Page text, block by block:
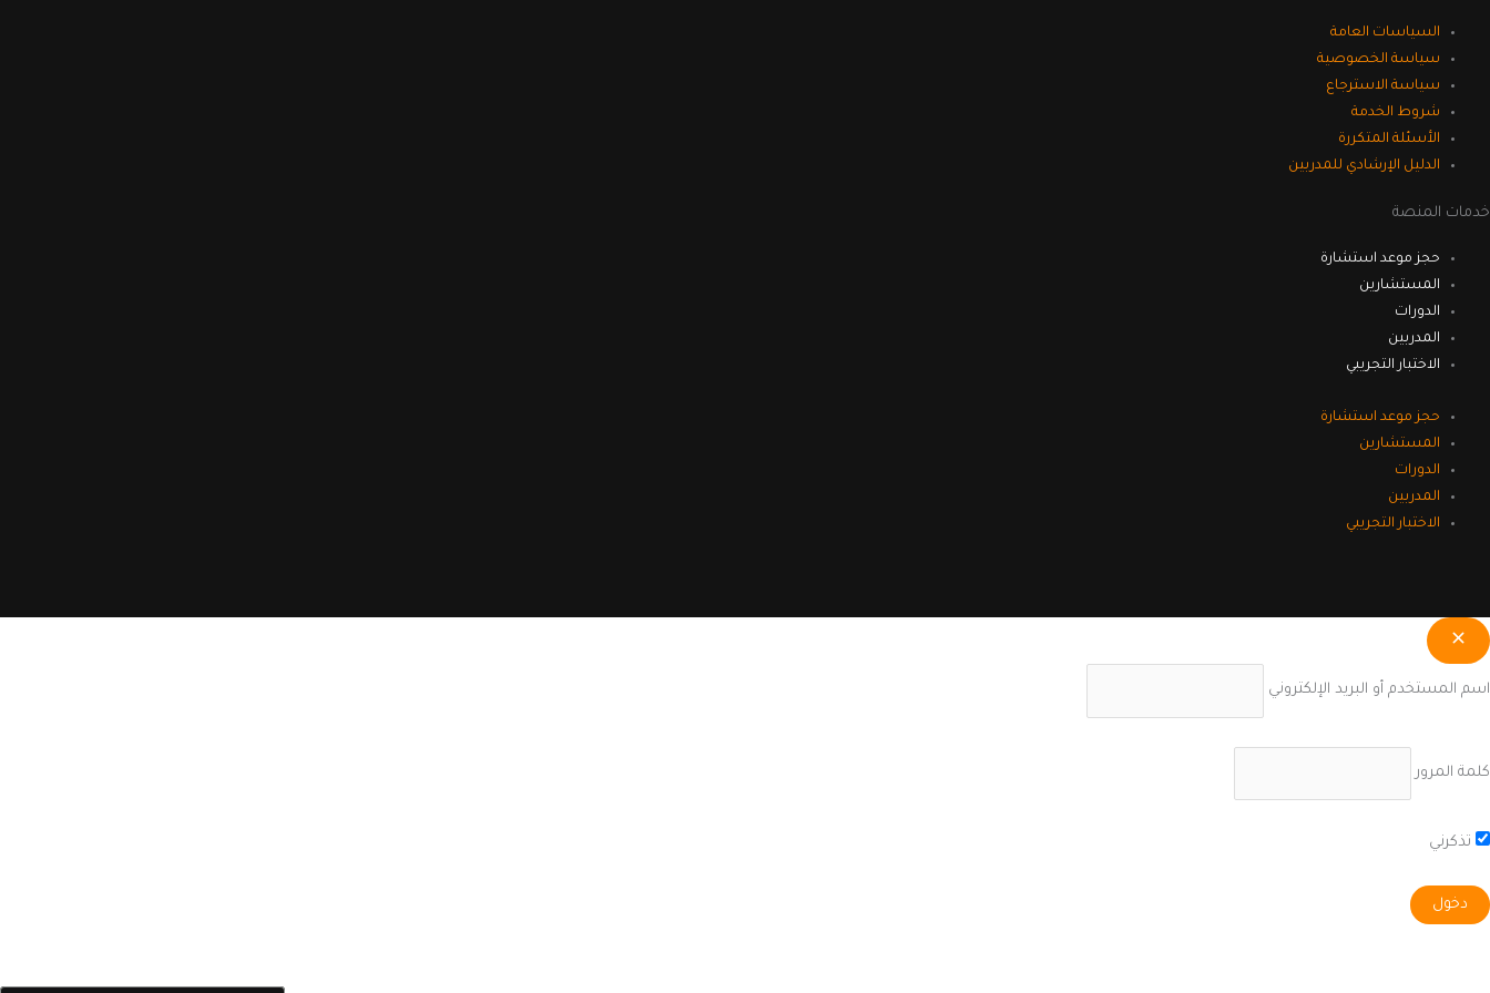
السياسات العامة
سياسة الخصوصية
سياسة الاسترجاع
شروط الخدمة
الأسئلة المتكررة
الدليل الإرشادي للمدربين
خدمات المنصة
حجز موعد استشارة
المستشارين
الدورات
المدربين
الاختبار التجريبي
حجز موعد استشارة
المستشارين
الدورات
المدربين
الاختبار التجريبي
اسم المستخدم أو البريد الإلكتروني
كلمة المرور
تذكرني